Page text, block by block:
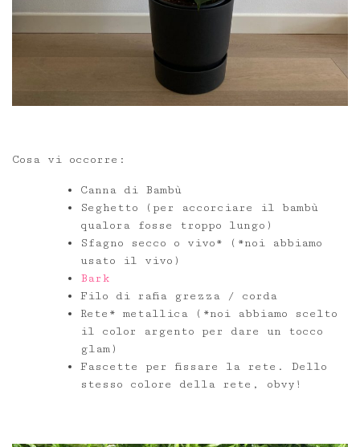
Cosa vi occorre:
Canna di Bambù
Seghetto (per accorciare il bambù
qualora fosse troppo lungo)
Sfagno secco o vivo* (*noi abbiamo
usato il vivo)
Bark
Filo di rafia grezza / corda
Rete* metallica (*noi abbiamo scelto
il color argento per dare un tocco
glam)
Fascette per fissare la rete. Dello
stesso colore della rete, obvy!